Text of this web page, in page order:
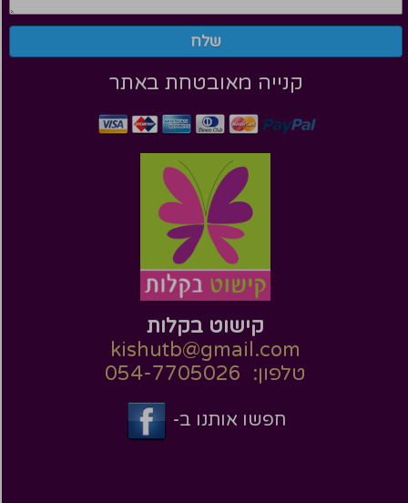
שלח
קנייה מאובטחת באתר
קישוט בקלות
kishutb@gmail.com
טלפון: 054-7705026
חפשו אותנו ב-